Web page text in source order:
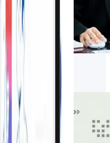
テムおすすめ5
入メリットも解説
CRM関連